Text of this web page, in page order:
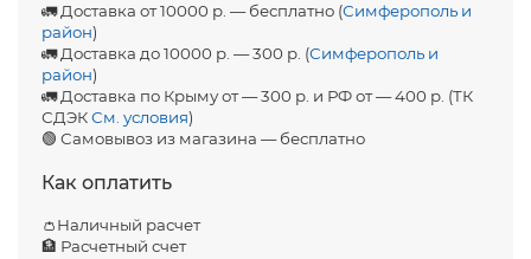
🚛 Доставка от 10000 р. — бесплатно (Симферополь и
район)
🚛 Доставка до 10000 р. — 300 р. (Симферополь и
район)
🚛 Доставка по Крыму от — 300 р. и РФ от — 400 р. (ТК
СДЭКСм. условия)
🟢 Самовывоз из магазина — бесплатно
Как оплатить
👛Наличный расчет
🏦 Расчетный счет